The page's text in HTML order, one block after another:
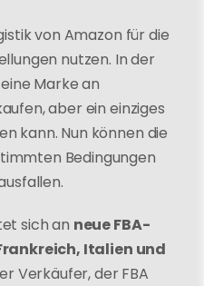
von Amazon für die
nutzen. In der
Marke an
aber ein einziges
kann. Nun können die
Bedingungen
sich an neue FBA-
Italien und